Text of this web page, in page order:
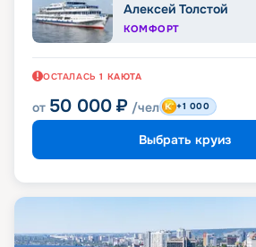
Алексей Толстой
КОМФОРТ
ОСТАЛАСЬ 1 КАЮТА
от 50 000 ₽ /чел +1 000
Выбрать круиз